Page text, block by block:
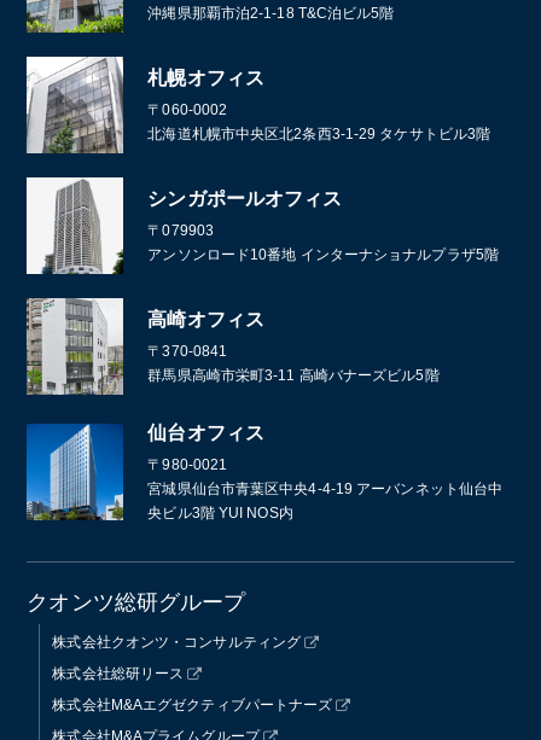
沖縄県那覇市泊2-1-18 T&C泊ビル5階
札幌オフィス
〒060-0002
北海道札幌市中央区北2条西3-1-29 タケサトビル3階
シンガポールオフィス
〒079903
アンソンロード10番地 インターナショナルプラザ5階
高崎オフィス
〒370-0841
群馬県高崎市栄町3-11 高崎バナーズビル5階
仙台オフィス
〒980-0021
宮城県仙台市青葉区中央4-4-19 アーバンネット仙台中
央ビル3階 YUI NOS内
クオンツ総研グループ
株式会社クオンツ・コンサルティング
株式会社総研リース
株式会社M&Aエグゼクティブパートナーズ
株式会社M&Aプライムグループ